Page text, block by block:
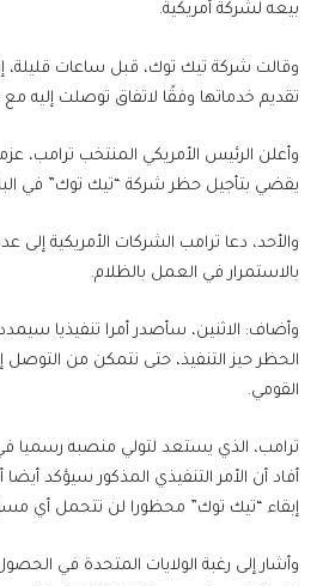
بيعه لشركة أمريكية.
وقالت شركة تيك توك، قبل ساعات قليلة،
تقديم خدماتها وفقًا لاتفاق توصلت إليه
وأعلن الرئيس الأمريكي المنتخب ترامب،
يقضي بتأجيل حظر شركة “تيك توك” في
والأحد، دعا ترامب الشركات الأمريكية إلى
بالاستمرار في العمل بالظلام.
وأضاف: الاثنين، سأصدر أمرا تنفيذيا سيمدد
الحظر حيز التنفيذ، حتى نتمكن من التوصل
القومي.
ترامب، الذي يستعد لتولي منصبه رسميا في
أفاد أن الأمر التنفيذي المذكور سيؤكد
إبقاء “تيك توك” محظورا لن تتحمل أي